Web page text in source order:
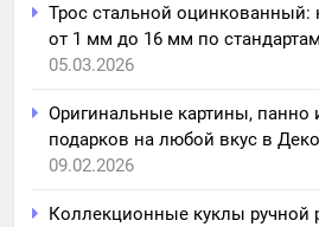
Трос стальной
от 1 мм до 16 мм по
05.03.2026
Оригинальные картины, панно
подарков на любой вкус в
09.02.2026
Коллекционные куклы ручной